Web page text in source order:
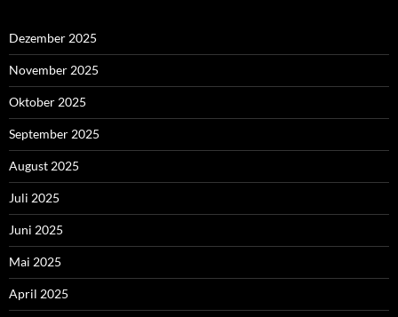
Dezember 2025
November 2025
Oktober 2025
September 2025
August 2025
Juli 2025
Juni 2025
Mai 2025
April 2025